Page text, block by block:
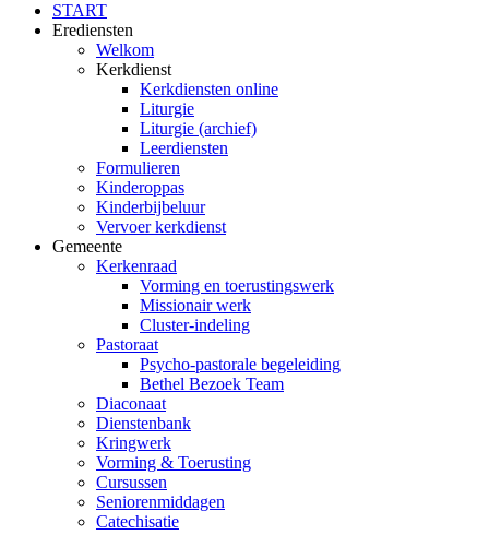
START
Erediensten
Welkom
Kerkdienst
Kerkdiensten online
Liturgie
Liturgie (archief)
Leerdiensten
Formulieren
Kinderoppas
Kinderbijbeluur
Vervoer kerkdienst
Gemeente
Kerkenraad
Vorming en toerustingswerk
Missionair werk
Cluster-indeling
Pastoraat
Psycho-pastorale begeleiding
Bethel Bezoek Team
Diaconaat
Dienstenbank
Kringwerk
Vorming & Toerusting
Cursussen
Seniorenmiddagen
Catechisatie